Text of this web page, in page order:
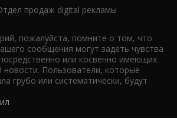
продаж digital рекламы
пожалуйста, помните о том, что
сообщения могут задеть чувства
или косвенно имеющих
новости. Пользователи, которые
грубо или систематически, будут